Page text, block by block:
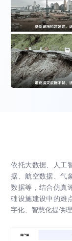
依托大数据、人工
据、航空数据、气
数据等，结合仿真
础设施建设中的难
字化、智慧化提供